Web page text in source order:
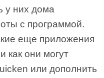
у них дома
с программой.
еще приложения
как они могут
или дополнить